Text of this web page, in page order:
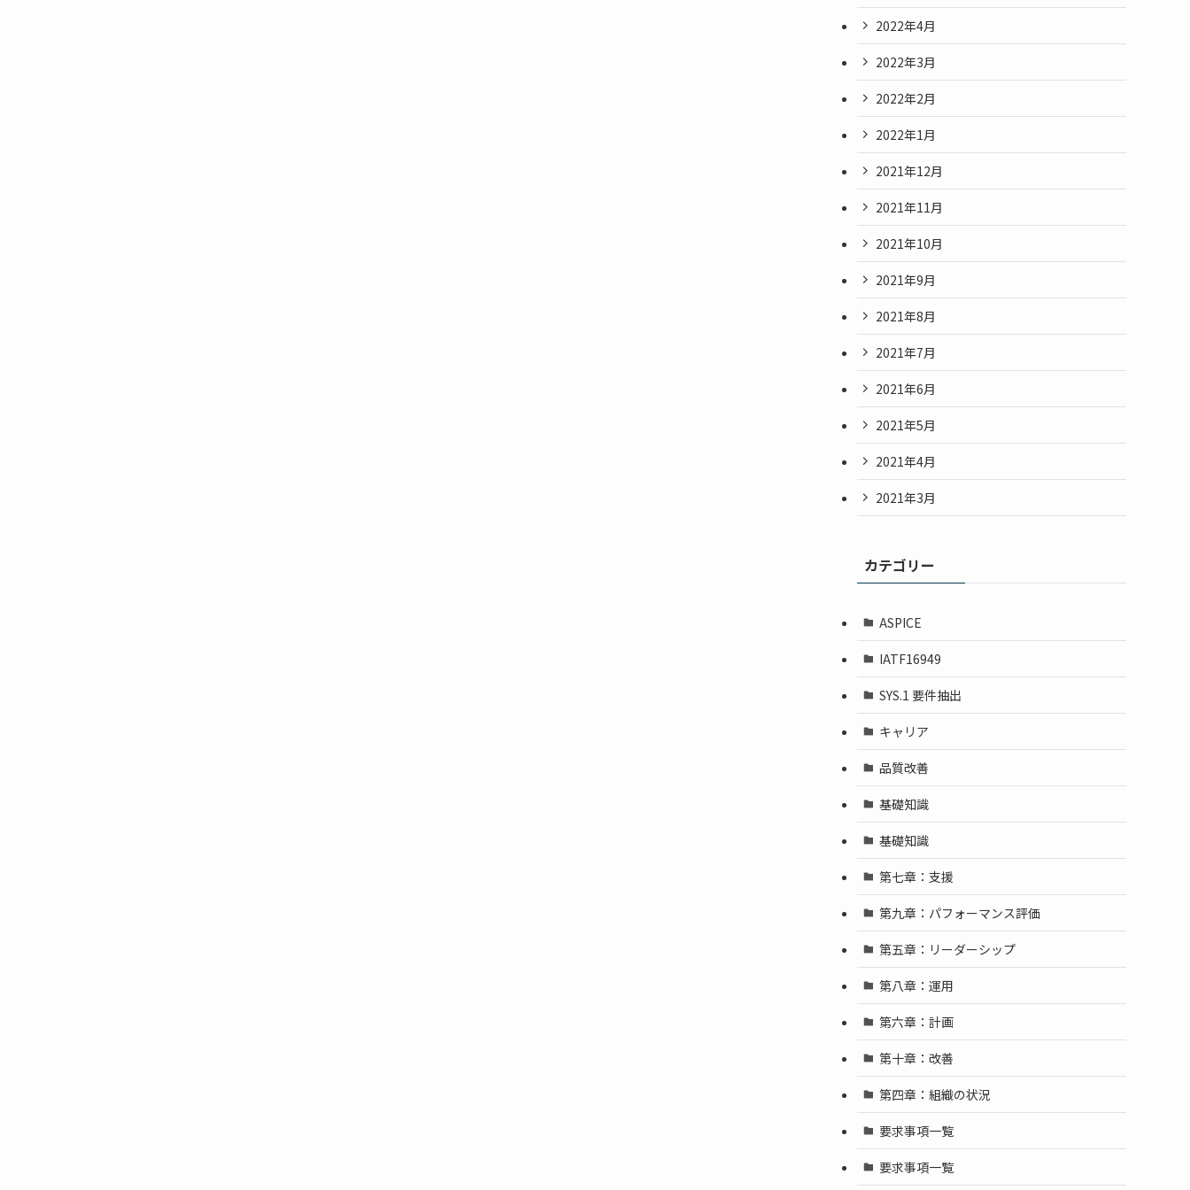
2022年4月
2022年3月
2022年2月
2022年1月
2021年12月
2021年11月
2021年10月
2021年9月
2021年8月
2021年7月
2021年6月
2021年5月
2021年4月
2021年3月
カテゴリー
ASPICE
IATF16949
SYS.1 要件抽出
キャリア
品質改善
基礎知識
基礎知識
第七章：支援
第九章：パフォーマンス評価
第五章：リーダーシップ
第八章：運用
第六章：計画
第十章：改善
第四章：組織の状況
要求事項一覧
要求事項一覧